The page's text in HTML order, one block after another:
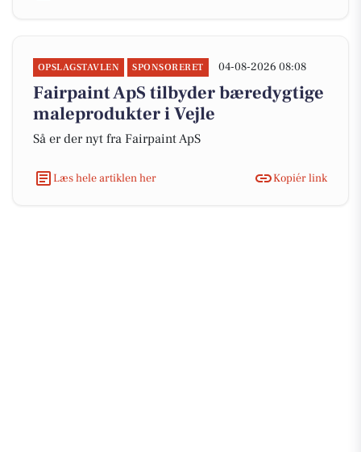
OPSLAGSTAVLEN SPONSORERET 04-08-2026 08:08
Fairpaint ApS tilbyder bæredygtige
maleprodukter i Vejle
Så er der nyt fra Fairpaint ApS
Læs hele artiklen her Kopiér link